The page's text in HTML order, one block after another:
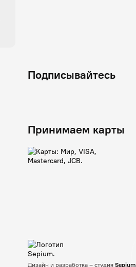
Подписывайтесь
Принимаем карты
Дизайн и разработка – студия Sepium